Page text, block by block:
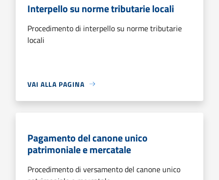
Interpello su norme tributarie locali
Procedimento di interpello su norme tributarie
locali
VAI ALLA PAGINA
Pagamento del canone unico
patrimoniale e mercatale
Procedimento di versamento del canone unico